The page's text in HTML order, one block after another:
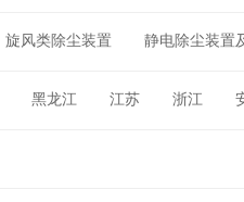
旋风类除尘装置 静电除尘装置
黑龙江 江苏 浙江